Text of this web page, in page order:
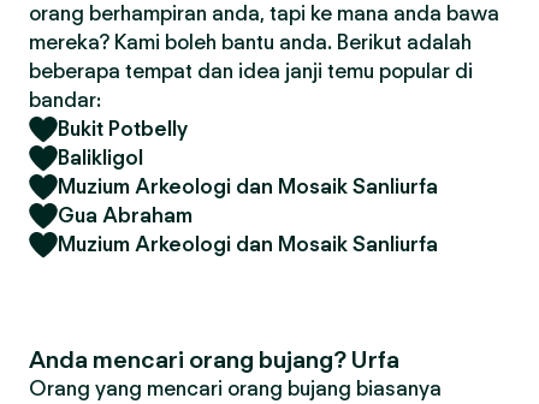
orang berhampiran anda, tapi ke mana anda bawa
mereka? Kami boleh bantu anda. Berikut adalah
beberapa tempat dan idea janji temu popular di
bandar:
Bukit Potbelly
Balikligol
Muzium Arkeologi dan Mosaik Sanliurfa
Gua Abraham
Muzium Arkeologi dan Mosaik Sanliurfa
Anda mencari orang bujang? Urfa
Orang yang mencari orang bujang biasanya